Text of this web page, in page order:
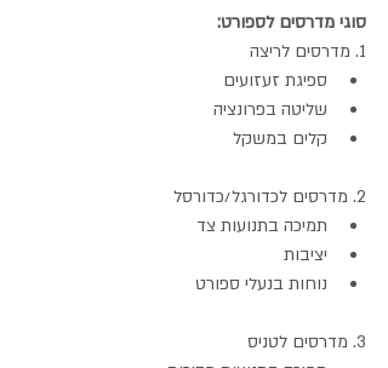
סוגי מדרסים לספורט:
1. מדרסים לריצה
ספיגת זעזועים
שליטה בפרונציה
קלים במשקל
2. מדרסים לכדורגל/כדורסל
תמיכה בתנועות צד
יציבות
נוחות בנעלי ספורט
3. מדרסים לטניס